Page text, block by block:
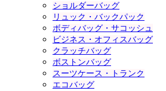
ショルダーバッグ
リュック・バックパック
ボディバッグ・サコッシュ
ビジネス・オフィスバッグ
クラッチバッグ
ボストンバッグ
スーツケース・トランク
エコバッグ